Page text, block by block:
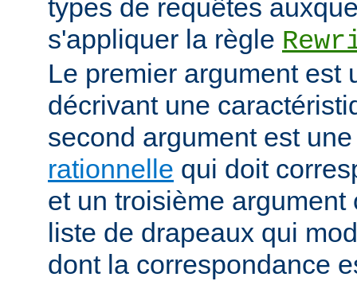
types de requêtes
s'appliquer la règle
Le premier argument est
décrivant une
second argument est
rationnelle qui doit
et un troisième
liste de drapeaux qui
dont la correspondance